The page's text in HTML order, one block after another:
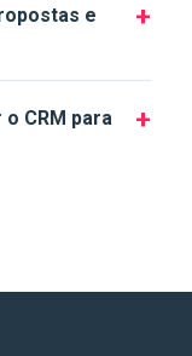
plataforma,
a cada
e
+
enviado para
Brasil, sem
CRM para
+